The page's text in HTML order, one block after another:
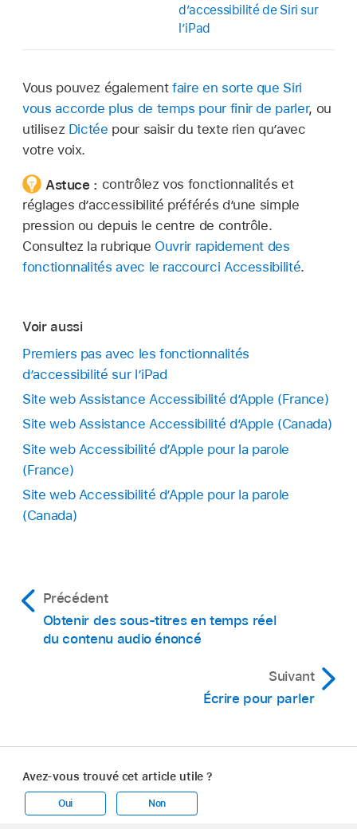
d’accessibilité de Siri sur
l’iPad
Vous pouvez égalementfaire en sorte que Siri
vous accorde plus de temps pour finir de parler, ou
utilisez Dictée pour saisir du texte rien qu’avec
votre voix.
Astuce : contrôlez vos fonctionnalités et
réglages d’accessibilité préférés d’une simple
pression ou depuis le centre de contrôle.
Consultez la rubrique Ouvrir rapidement des
fonctionnalités avec le raccourci Accessibilité.
Voir aussi
Premiers pas avec les fonctionnalités
d’accessibilité sur l’iPad
Site web Assistance Accessibilité d’Apple (France)
Site web Assistance Accessibilité d’Apple (Canada)
Site web Accessibilité d’Apple pour la parole
(France)
Site web Accessibilité d’Apple pour la parole
(Canada)
Précédent
Obtenir des sous-titres en temps réel
du contenu audio énoncé
Suivant
Écrire pour parler
Avez-vous trouvé cet article utile ?
Oui Non